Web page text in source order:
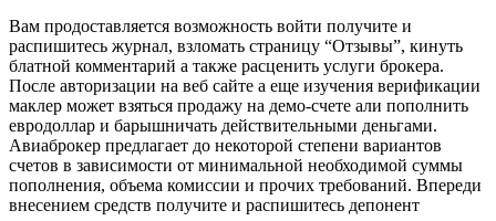
Вам продоставляется возможность войти получите и
распишитесь журнал, взломать страницу “Отзывы”, кинуть
блатной комментарий а также расценить услуги брокера.
После авторизации на веб сайте а еще изучения верификации
маклер может взяться продажу на демо-счете али пополнить
евродоллар и барышничать действительными деньгами.
Авиаброкер предлагает до некоторой степени вариантов
счетов в зависимости от минимальной необходимой суммы
пополнения, объема комиссии и прочих требований. Впереди
внесением средств получите и распишитесь депонент